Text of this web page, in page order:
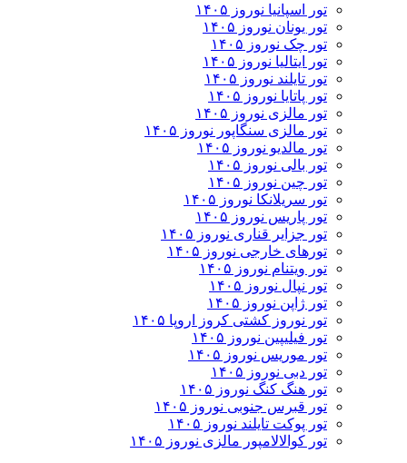
تور اسپانیا نوروز ۱۴۰۵
تور یونان نوروز ۱۴۰۵
تور چک نوروز ۱۴۰۵
تور ایتالیا نوروز ۱۴۰۵
تور تایلند نوروز ۱۴۰۵
تور پاتایا نوروز ۱۴۰۵
تور مالزی نوروز ۱۴۰۵
تور مالزی سنگاپور نوروز ۱۴۰۵
تور مالدیو نوروز ۱۴۰۵
تور بالی نوروز ۱۴۰۵
تور چين نوروز ۱۴۰۵
تور سریلانکا نوروز ۱۴۰۵
تور پاریس نوروز ۱۴۰۵
تور جزایر قناری نوروز ۱۴۰۵
تورهای خارجی نوروز ۱۴۰۵
تور ویتنام نوروز ۱۴۰۵
تور نپال نوروز ۱۴۰۵
تور ژاپن نوروز ۱۴۰۵
تور نوروز کشتی کروز اروپا ۱۴۰۵
تور فیلیپین نوروز ۱۴۰۵
تور موریس نوروز ۱۴۰۵
تور دبی نوروز ۱۴۰۵
تور هنگ کنگ نوروز ۱۴۰۵
تور قبرس جنوبی نوروز ۱۴۰۵
تور پوکت تایلند نوروز ۱۴۰۵
تور کوالالامپور مالزی نوروز ۱۴۰۵